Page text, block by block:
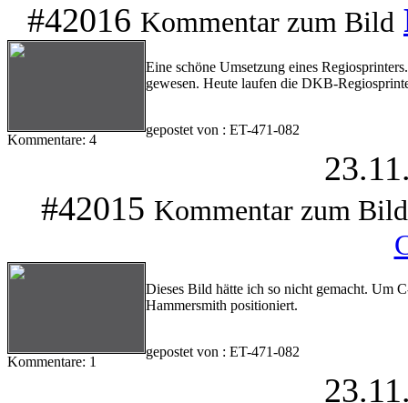
#42016 Kommentar zum Bild
Kommentare: 4
Eine schöne Umsetzung eines
gewesen. Heute laufen die DKB-
gepostet von : ET-471-082
#42015 Kommentar zum Bild
Kommentare: 1
Dieses Bild hätte ich so nicht gemacht. Um
Hammersmith positioniert.
gepostet von : ET-471-082